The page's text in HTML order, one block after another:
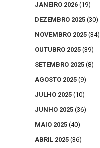
JANEIRO 2026 (19)
DEZEMBRO 2025 (30)
NOVEMBRO 2025 (34)
OUTUBRO 2025 (39)
SETEMBRO 2025 (8)
AGOSTO 2025 (9)
JULHO 2025 (10)
JUNHO 2025 (36)
MAIO 2025 (40)
ABRIL 2025 (36)